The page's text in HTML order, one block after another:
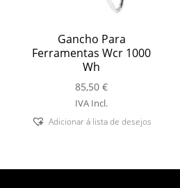
Gancho Para
Ferramentas Wcr 1000
Wh
85,50€
IVA Incl.
Adicionar á lista de desejos